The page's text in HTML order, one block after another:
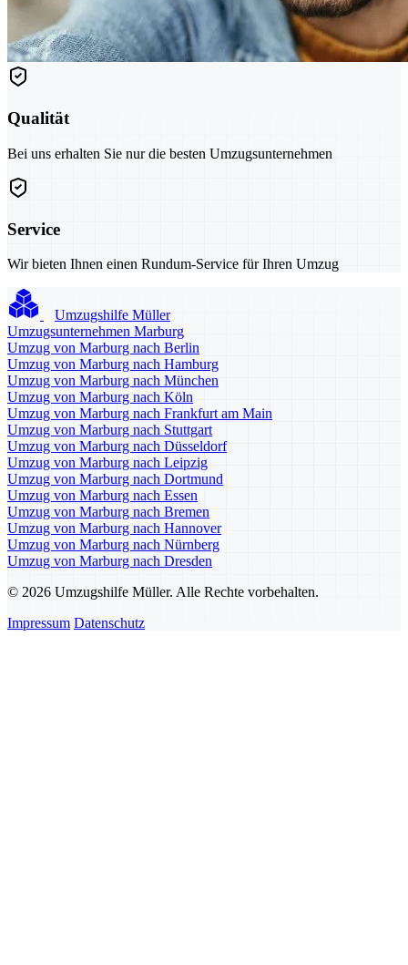
Qualität
Bei uns erhalten Sie nur die besten Umzugsunternehmen
Service
Wir bieten Ihnen einen Rundum-Service für Ihren Umzug
Umzugshilfe Müller
Umzugsunternehmen Marburg
Umzug von Marburg nach Berlin
Umzug von Marburg nach Hamburg
Umzug von Marburg nach München
Umzug von Marburg nach Köln
Umzug von Marburg nach Frankfurt am Main
Umzug von Marburg nach Stuttgart
Umzug von Marburg nach Düsseldorf
Umzug von Marburg nach Leipzig
Umzug von Marburg nach Dortmund
Umzug von Marburg nach Essen
Umzug von Marburg nach Bremen
Umzug von Marburg nach Hannover
Umzug von Marburg nach Nürnberg
Umzug von Marburg nach Dresden
© 2026 Umzugshilfe Müller. Alle Rechte vorbehalten.
Impressum Datenschutz